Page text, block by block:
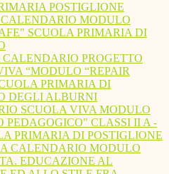
POSTIGLIONE
MODULO
SCUOLA PRIMARIA DI
PROGETTO
“MODULO “REPAIR
PRIMARIA DI
DEGLI ALBURNI
SCUOLA VIVA MODULO
PEDAGOGICO" CLASSI II A -
PRIMARIA DI POSTIGLIONE
CALENDARIO MODULO
EDUCAZIONE AL